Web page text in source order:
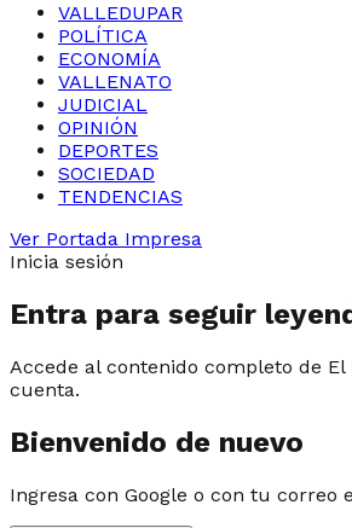
VALLEDUPAR
POLÍTICA
ECONOMÍA
VALLENATO
JUDICIAL
OPINIÓN
DEPORTES
SOCIEDAD
TENDENCIAS
Ver Portada Impresa
Inicia sesión
Entra para seguir
Accede al contenido completo de El
cuenta.
Bienvenido de nuevo
Ingresa con Google o con tu correo